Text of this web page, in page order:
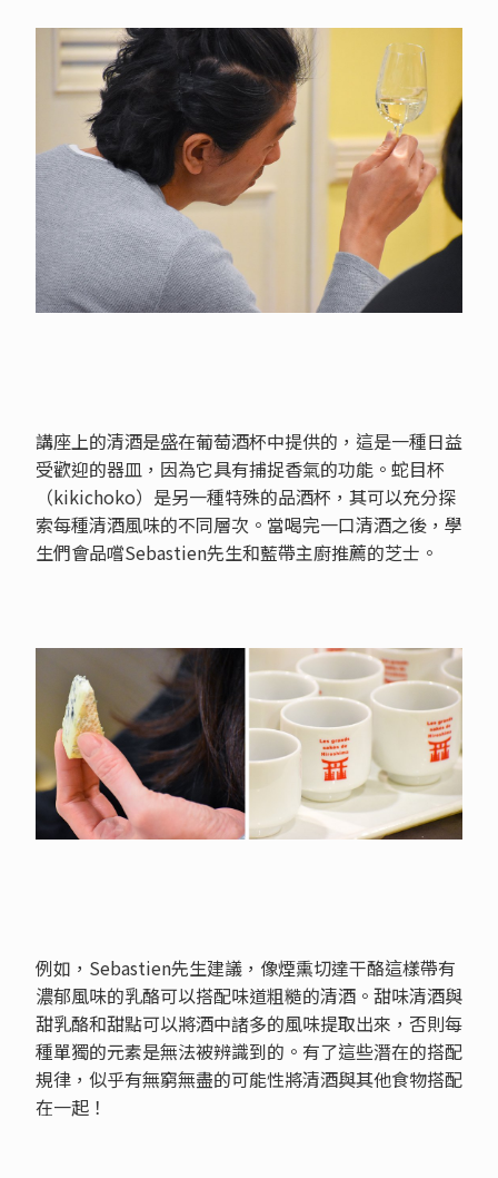
講座上的清酒是盛在葡萄酒杯中提供的，這是一種日益
受歡迎的器皿，因為它具有捕捉香氣的功能。蛇目杯
（kikichoko）是另一種特殊的品酒杯，其可以充分探
索每種清酒風味的不同層次。當喝完一口清酒之後，學
生們會品嚐Sebastien先生和藍帶主廚推薦的芝士。
例如，Sebastien先生建議，像煙熏切達干酪這樣帶有
濃郁風味的乳酪可以搭配味道粗糙的清酒。甜味清酒與
甜乳酪和甜點可以將酒中諸多的風味提取出來，否則每
種單獨的元素是無法被辨識到的。有了這些潛在的搭配
規律，似乎有無窮無盡的可能性將清酒與其他食物搭配
在一起！